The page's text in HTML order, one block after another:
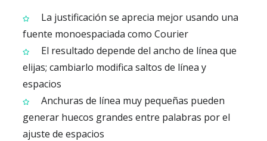
La justificación se aprecia mejor usando una
fuente monoespaciada como Courier
El resultado depende del ancho de línea que
elijas; cambiarlo modifica saltos de línea y
espacios
Anchuras de línea muy pequeñas pueden
generar huecos grandes entre palabras por el
ajuste de espacios